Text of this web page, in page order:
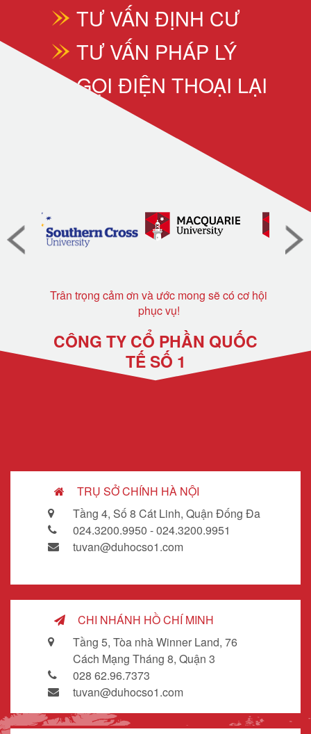
TƯ VẤN ĐỊNH CƯ
TƯ VẤN PHÁP LÝ
GỌI ĐIỆN THOẠI LẠI
Trân trọng cảm ơn và ước mong sẽ có cơ hội
phục vụ!
CÔNG TY CỔ PHẦN QUỐC
TẾ SỐ 1
TRỤ SỞ CHÍNH HÀ NỘI
Tầng 4, Số 8 Cát Linh, Quận Đống Đa
024.3200.9950 - 024.3200.9951
tuvan@duhocso1.com
CHI NHÁNH HỒ CHÍ MINH
Tầng 5, Tòa nhà Winner Land, 76
Cách Mạng Tháng 8, Quận 3
028 62.96.7373
tuvan@duhocso1.com